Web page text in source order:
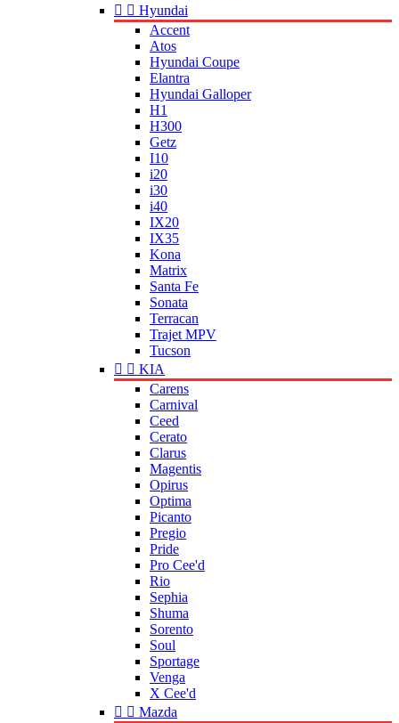
  Hyundai
Accent
Atos
Hyundai Coupe
Elantra
Hyundai Galloper
H1
H300
Getz
I10
i20
i30
i40
IX20
IX35
Kona
Matrix
Santa Fe
Sonata
Terracan
Trajet MPV
Tucson
  KIA
Carens
Carnival
Ceed
Cerato
Clarus
Magentis
Opirus
Optima
Picanto
Pregio
Pride
Pro Cee'd
Rio
Sephia
Shuma
Sorento
Soul
Sportage
Venga
X Cee'd
  Mazda